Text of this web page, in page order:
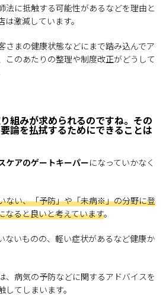
法に抵触する可能性があるなどを理由と
激減しています。
さまの健康状態などにまで踏み込んでア
このあたりの整理や制度改正がどうして
組みが求められるのですね。その
論を払拭するためにできることは
ケアのゲートキーパーになっていかなく
ない、「予防」や「未病※」の分野に登
なると良いと考えています。
いものの、軽い症状があるなど健康か
、病気の予防などに関するアドバイスを
てしまいます。